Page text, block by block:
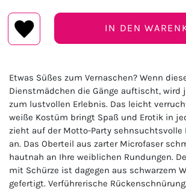
IN DEN
Etwas Süßes zum Vernaschen? Wenn
Dienstmädchen die Gänge auftischt, wird
zum lustvollen Erlebnis. Das leicht
weiße Kostüm bringt Spaß und Erotik in
zieht auf der Motto-Party sehnsuchtsvolle
an. Das Oberteil aus zarter Microfaser
hautnah an Ihre weiblichen Rundungen.
mit Schürze ist dagegen aus schwarzem
gefertigt. Verführerische